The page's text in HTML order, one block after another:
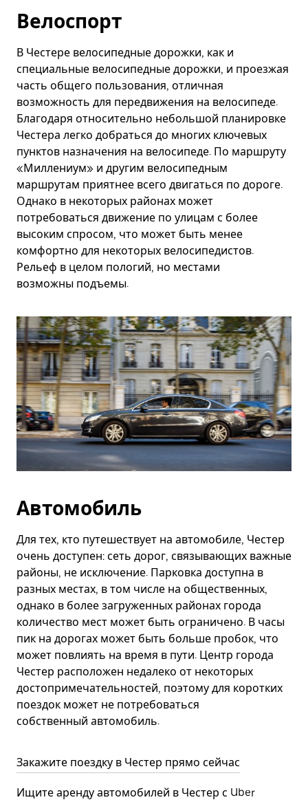
Велоспорт
В Честере велосипедные дорожки, как и
специальные велосипедные дорожки, и проезжая
часть общего пользования, отличная
возможность для передвижения на велосипеде.
Благодаря относительно небольшой планировке
Честера легко добраться до многих ключевых
пунктов назначения на велосипеде. По маршруту
«Миллениум» и другим велосипедным
маршрутам приятнее всего двигаться по дороге.
Однако в некоторых районах может
потребоваться движение по улицам с более
высоким спросом, что может быть менее
комфортно для некоторых велосипедистов.
Рельеф в целом пологий, но местами
возможны подъемы.
Автомобиль
Для тех, кто путешествует на автомобиле, Честер
очень доступен: сеть дорог, связывающих важные
районы, не исключение. Парковка доступна в
разных местах, в том числе на общественных,
однако в более загруженных районах города
количество мест может быть ограничено. В часы
пик на дорогах может быть больше пробок, что
может повлиять на время в пути. Центр города
Честер расположен недалеко от некоторых
достопримечательностей, поэтому для коротких
поездок может не потребоваться
собственный автомобиль.
Закажите поездку в Честер прямо сейчас
Ищите аренду автомобилей в Честер с Uber